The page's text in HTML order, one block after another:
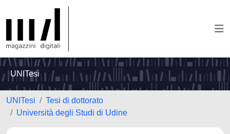
UNITesi
UNITesi
Tesi di dottorato
Università degli Studi di Udine